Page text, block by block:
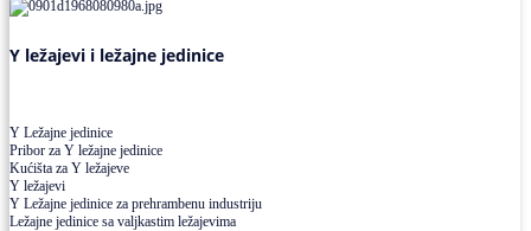
Y ležajevi i ležajne jedinice
Y Ležajne jedinice
Pribor za Y ležajne jedinice
Kućišta za Y ležajeve
Y ležajevi
Y Ležajne jedinice za prehrambenu industriju
Ležajne jedinice sa valjkastim ležajevima